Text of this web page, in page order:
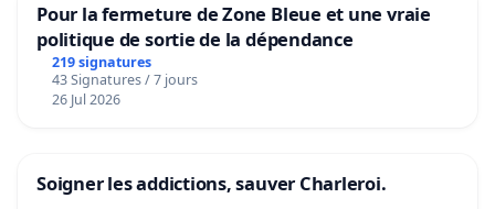
Pour la fermeture de Zone Bleue et une vraie
politique de sortie de la dépendance
219 signatures
43 Signatures / 7 jours
26 Jul 2026
Soigner les addictions, sauver Charleroi.